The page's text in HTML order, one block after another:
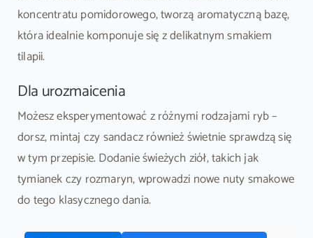
koncentratu pomidorowego, tworzą aromatyczną bazę,
która idealnie komponuje się z delikatnym smakiem
tilapii.
Dla urozmaicenia
Możesz eksperymentować z różnymi rodzajami ryb –
dorsz, mintaj czy sandacz również świetnie sprawdzą się
w tym przepisie. Dodanie świeżych ziół, takich jak
tymianek czy rozmaryn, wprowadzi nowe nuty smakowe
do tego klasycznego dania.